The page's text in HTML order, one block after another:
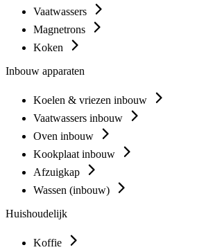
Vaatwassers
Magnetrons
Koken
Inbouw apparaten
Koelen & vriezen inbouw
Vaatwassers inbouw
Oven inbouw
Kookplaat inbouw
Afzuigkap
Wassen (inbouw)
Huishoudelijk
Koffie